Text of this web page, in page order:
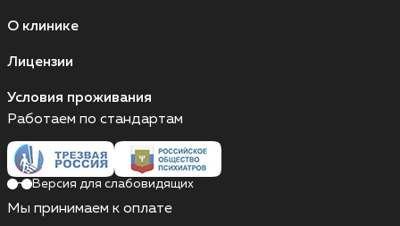
О клинике
Лицензии
Условия проживания
Работаем по стандартам
Версия для слабовидящих
Мы принимаем к оплате